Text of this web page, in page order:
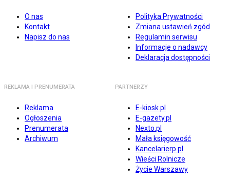
O nas
Kontakt
Napisz do nas
Polityka Prywatności
Zmiana ustawień zgód
Regulamin serwisu
Informacje o nadawcy
Deklaracja dostępności
REKLAMA I PRENUMERATA
Reklama
Ogłoszenia
Prenumerata
Archiwum
PARTNERZY
E-kiosk.pl
E-gazety.pl
Nexto.pl
Mała księgowość
Kancelarierp.pl
Wieści Rolnicze
Życie Warszawy